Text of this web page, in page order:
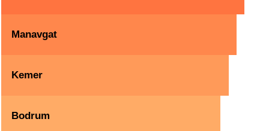
Manavgat
Kemer
Bodrum